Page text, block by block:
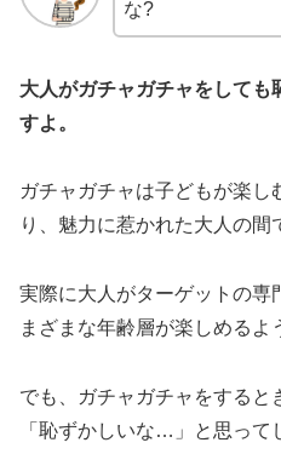
な?
大人がガチャガチャをしても
すよ。
ガチャガチャは子どもが楽
り、魅力に惹かれた大人の間
実際に大人がターゲットの専
まざまな年齢層が楽しめるよ
でも、ガチャガチャをすると
「恥ずかしいな…」と思って